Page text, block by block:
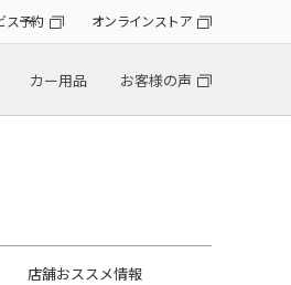
ス予約 オンラインストア
カー用品 お客様の声
店舗おススメ情報